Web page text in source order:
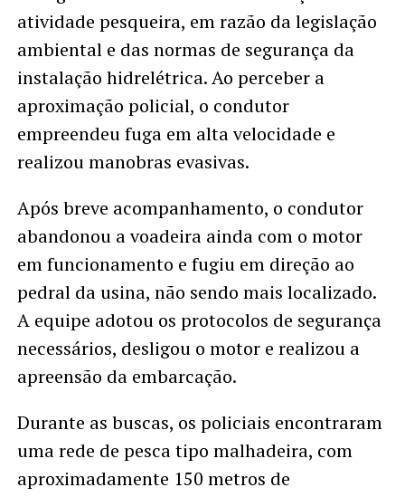
atividade pesqueira, em razão da legislação
ambiental e das normas de segurança da
instalação hidrelétrica. Ao perceber a
aproximação policial, o condutor
empreendeu fuga em alta velocidade e
realizou manobras evasivas.
Após breve acompanhamento, o condutor
abandonou a voadeira ainda com o motor
em funcionamento e fugiu em direção ao
pedral da usina, não sendo mais localizado.
A equipe adotou os protocolos de segurança
necessários, desligou o motor e realizou a
apreensão da embarcação.
Durante as buscas, os policiais encontraram
uma rede de pesca tipo malhadeira, com
aproximadamente 150 metros de